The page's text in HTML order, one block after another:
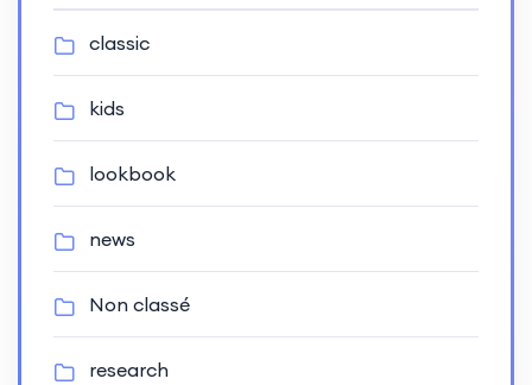
classic
kids
lookbook
news
Non classé
research